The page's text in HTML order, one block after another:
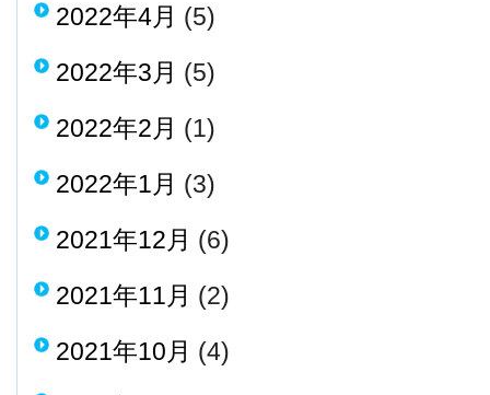
2022年4月 (5)
2022年3月 (5)
2022年2月 (1)
2022年1月 (3)
2021年12月 (6)
2021年11月 (2)
2021年10月 (4)